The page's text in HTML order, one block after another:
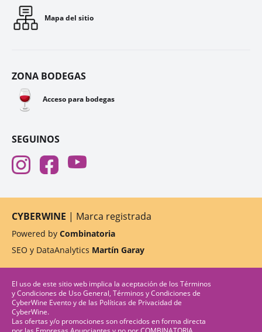
Mapa del sitio
ZONA BODEGAS
🍷 Acceso para bodegas
SEGUINOS
CYBERWINE | Marca registrada
Powered by Combinatoria
SEO y DataAnalytics Martín Garay
El uso de este sitio web implica la aceptación de los Términos
y Condiciones de Uso General, Términos y Condiciones de
CyberWine Eventoy de las Políticas de Privacidadde
CyberWine.
Las ofertas y/o promociones son ofrecidos en forma directa